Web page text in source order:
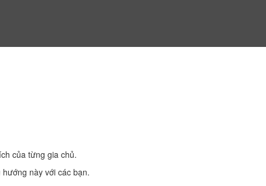
của từng gia chủ.
này với các bạn.